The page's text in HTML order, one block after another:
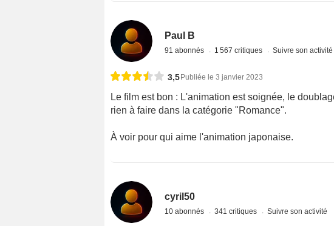
Paul B
91 abonnés 1 567 critiques Suivre son activité
3,5Publiée le 3 janvier 2023
Le film est bon : L'animation est soignée, le
rien à faire dans la catégorie "Romance".
À voir pour qui aime l'animation japonaise.
cyril50
10 abonnés 341 critiques Suivre son activité